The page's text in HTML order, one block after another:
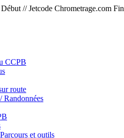
Début // Jetcode Chrometrage.com Fin
CCPB
route
Randonnées
et outils